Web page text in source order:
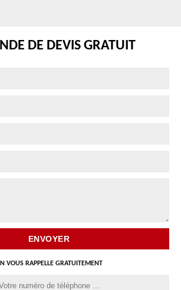
DE DEVIS GRATUIT
VOUS RAPPELLE GRATUITEMENT